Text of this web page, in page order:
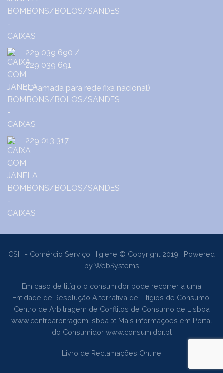
229 039 690 /
229 039 691
(Chamada para rede fixa nacional)
229 013 317
CSH - Comércio Serviço Higiene © Copyright 2019 | Powered
byWebSystems
Em caso de litígio o consumidor pode recorrer a uma
Entidade de Resolução Alternativa de Litígios de Consumo.
Centro de Arbitragem de Conflitos de Consumo de Lisboa
www.centroarbitragemlisboa.ptMais informações em Portal
do Consumidor www.consumidor.pt
Livro de Reclamações Online